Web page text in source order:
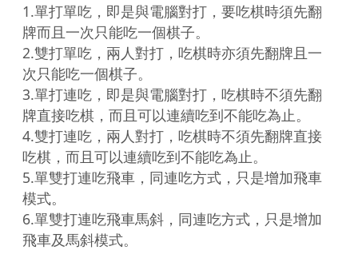
1.單打單吃，即是與電腦對打，要吃棋時須先翻
牌而且一次只能吃一個棋子。
2.雙打單吃，兩人對打，吃棋時亦須先翻牌且一
次只能吃一個棋子。
3.單打連吃，即是與電腦對打，吃棋時不須先翻
牌直接吃棋，而且可以連續吃到不能吃為止。
4.雙打連吃，兩人對打，吃棋時不須先翻牌直接
吃棋，而且可以連續吃到不能吃為止。
5.單雙打連吃飛車，同連吃方式，只是增加飛車
模式。
6.單雙打連吃飛車馬斜，同連吃方式，只是增加
飛車及馬斜模式。